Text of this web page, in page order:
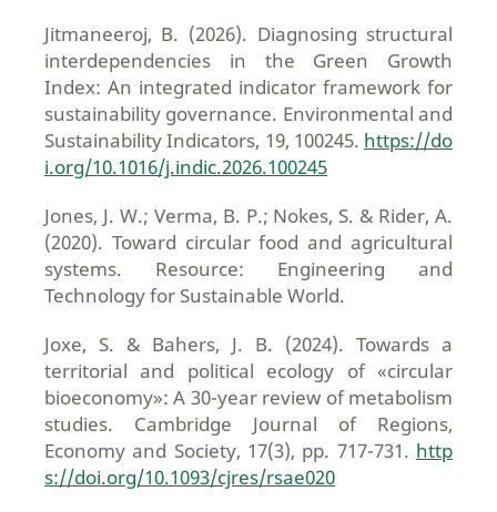
Jitmaneeroj, B. (2026). Diagnosing structural
interdependencies in the Green Growth
Index: An integrated indicator framework for
sustainability governance. Environmental and
Sustainability Indicators, 19, 100245. https://do
i.org/10.1016/j.indic.2026.100245
Jones, J. W.; Verma, B. P.; Nokes, S. & Rider, A.
(2020). Toward circular food and agricultural
systems. Resource: Engineering and
Technology for Sustainable World.
Joxe, S. & Bahers, J. B. (2024). Towards a
territorial and political ecology of «circular
bioeconomy»: A 30-year review of metabolism
studies. Cambridge Journal of Regions,
Economy and Society, 17(3), pp. 717-731. http
s://doi.org/10.1093/cjres/rsae020